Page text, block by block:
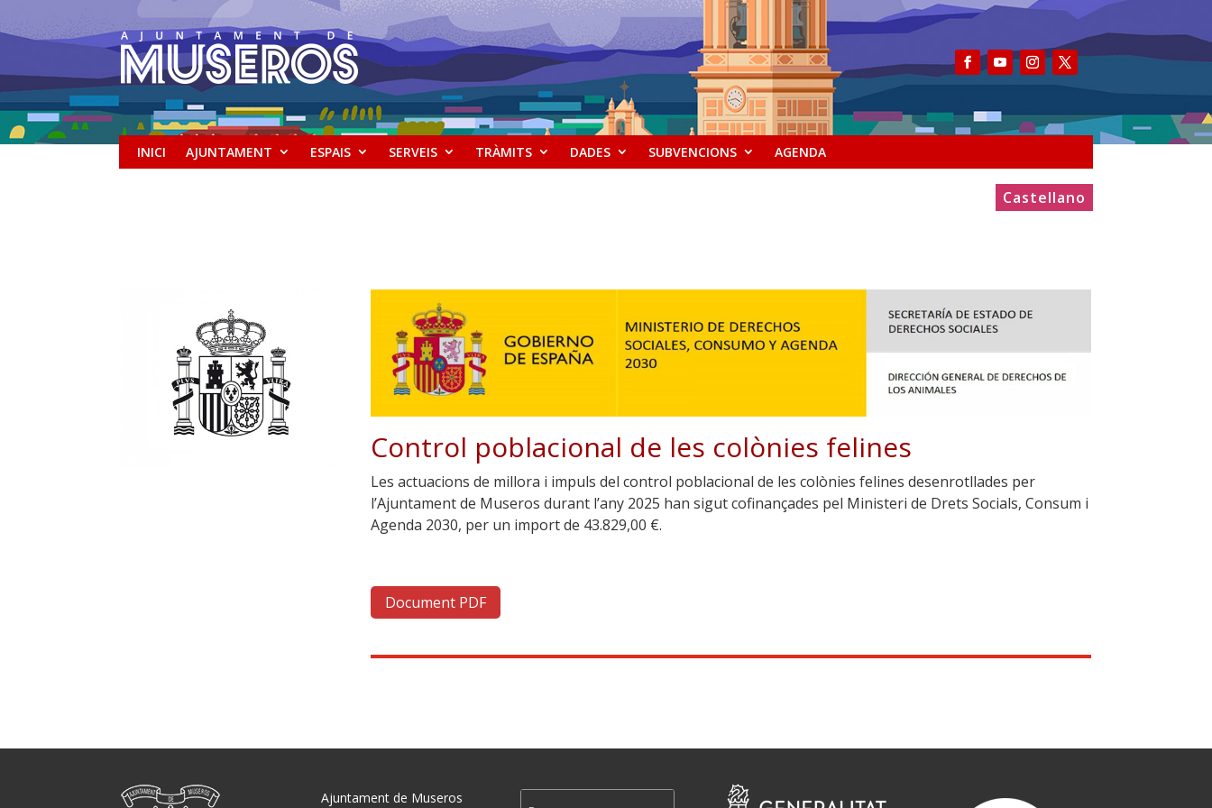
INICI AJUNTAMENT ESPAIS SERVEIS TRÀMITS DADES SUBVENCIONS AGENDA
Castellano
Control poblacional de les colònies felines
Les actuacions de millora i impuls del control poblacional de les colònies felines desenrotllades per
l’Ajuntament de Museros durant l’any 2025 han sigut cofinançades pel Ministeri de Drets Socials, Consum i
Agenda 2030, per un import de 43.829,00 €.
Document PDF
Ajuntament de Museros